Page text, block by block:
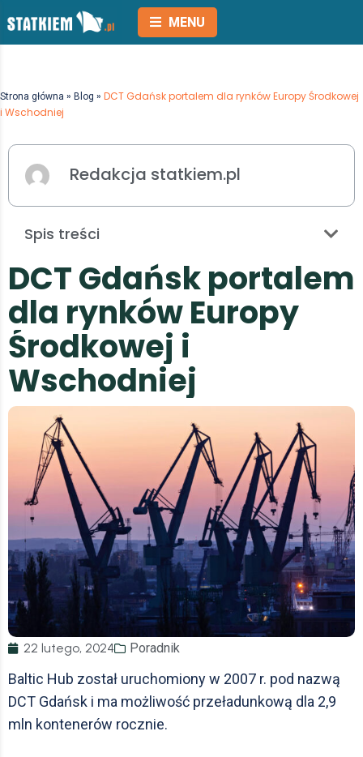
MENU
Strona główna » Blog » DCT Gdańsk portalem dla rynków Europy Środkowej
i Wschodniej
Redakcja statkiem.pl
Spis treści
DCTGdańskportalem
dla rynkówEuropy
Środkowej i
Wschodniej
22 lutego, 2024 Poradnik
Baltic Hub został uruchomiony w 2007 r. pod nazwą
DCT Gdańsk i ma możliwość przeładunkową dla 2,9
mln kontenerów rocznie.